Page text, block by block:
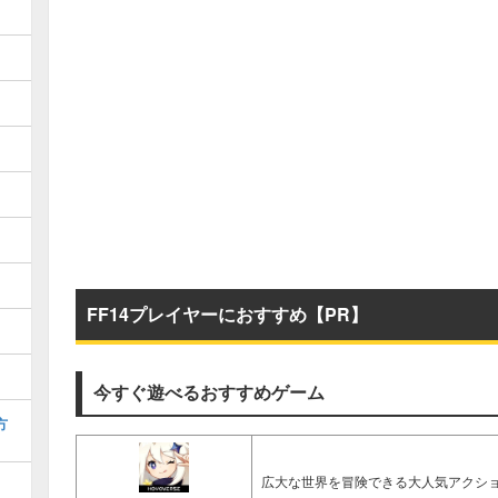
FF14プレイヤーにおすすめ【PR】
今すぐ遊べるおすすめゲーム
広大な世界を冒険できる大人気アクシ